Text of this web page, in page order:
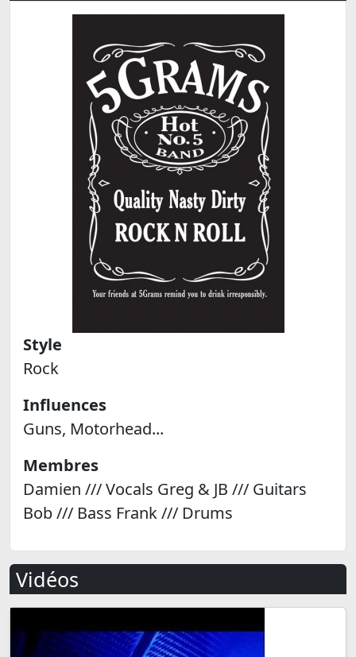
Style
Rock
Influences
Guns, Motorhead...
Membres
Damien /// Vocals Greg & JB /// Guitars
Bob /// Bass Frank /// Drums
Vidéos